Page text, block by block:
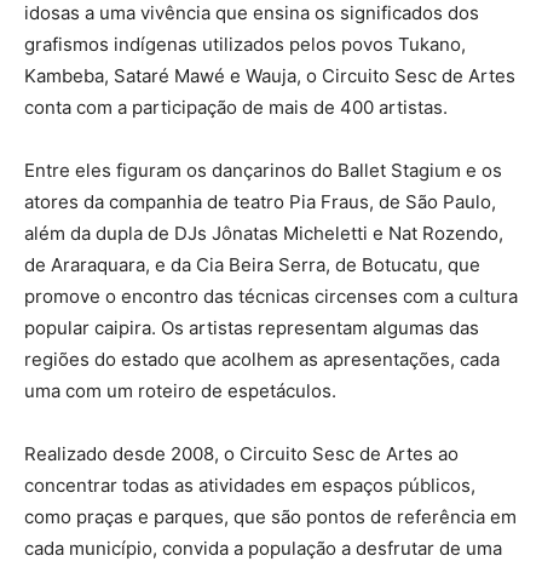
idosas a uma vivência que ensina os significados dos
grafismos indígenas utilizados pelos povos Tukano,
Kambeba, Sataré Mawé e Wauja, o Circuito Sesc de Artes
conta com a participação de mais de 400 artistas.
Entre eles figuram os dançarinos do Ballet Stagium e os
atores da companhia de teatro Pia Fraus, de São Paulo,
além da dupla de DJs Jônatas Micheletti e Nat Rozendo,
de Araraquara, e da Cia Beira Serra, de Botucatu, que
promove o encontro das técnicas circenses com a cultura
popular caipira. Os artistas representam algumas das
regiões do estado que acolhem as apresentações, cada
uma com um roteiro de espetáculos.
Realizado desde 2008, o Circuito Sesc de Artes ao
concentrar todas as atividades em espaços públicos,
como praças e parques, que são pontos de referência em
cada município, convida a população a desfrutar de uma